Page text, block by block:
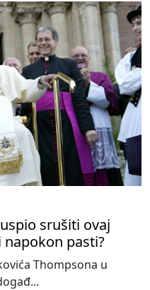
srušiti ovaj
pasti?
Thompsona u